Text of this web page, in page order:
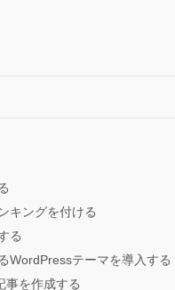
キングを付ける
る
WordPressテーマを導入する
事を作成する